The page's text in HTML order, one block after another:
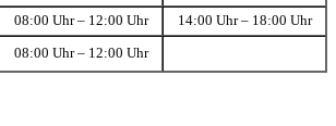
08:00 Uhr – 12:00 Uhr 14:00 Uhr – 18:00 Uhr
08:00 Uhr – 12:00 Uhr